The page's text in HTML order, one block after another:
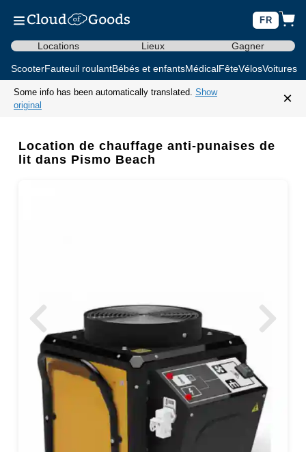
FR
Locations Lieux Gagner
ScooterFauteuil roulantBébés et enfantsMédicalFêteVélosVoitures
Some info has been automatically translated. Show
original
×
Location de chauffage anti-punaises de
lit dans Pismo Beach